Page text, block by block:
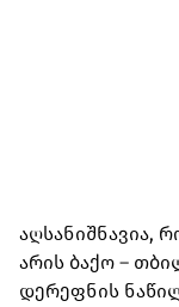
აღსანიშნავია,
არის ბაქო –
დერეფნის